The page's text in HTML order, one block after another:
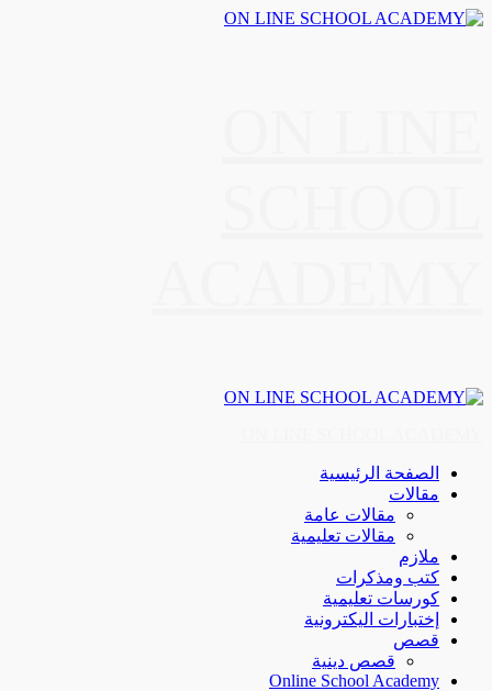
Skip
Primary
الصفحة الرئيسية
مقالات
مقالات عامة
مقالات تعليمية
ملازم
كتب ومذكرات
كورسات تعليمية
إختبارات اليكترونية
قصص
قصص دينية
Online School Academy